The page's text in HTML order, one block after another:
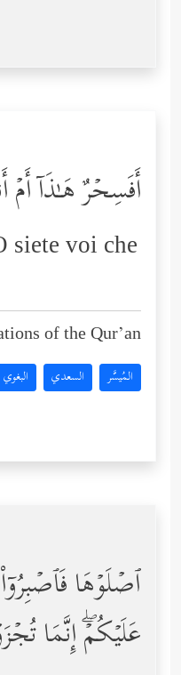
أَفَسِحۡرٌ هَـٰذَاۤ أَمۡ
siete voi che
of the Qur’an:
المُيسَّر السعدي البغوي
ٱصۡلَوۡهَا
عَلَیۡكُمۡۖ إِنَّمَا